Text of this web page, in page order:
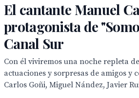
El cantante Manuel
protagonista de
Canal Sur
Con él viviremos una noche repleta
actuaciones y sorpresas de amigos y
Carlos Goñi, Miguel Nández, Javier